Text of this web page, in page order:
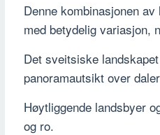
Denne kombinasjonen
med betydelig variasjon,
Det sveitsiske
panoramautsikt over
Høytliggende landsbyer
og ro.